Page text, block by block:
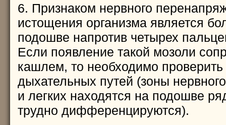
6. Признаком нервного
истощения организма является
подошве напротив четырех
Если появление такой мозоли
кашлем, то необходимо проверить
дыхательных путей (зоны
и легких находятся на подошве
трудно дифференцируются).